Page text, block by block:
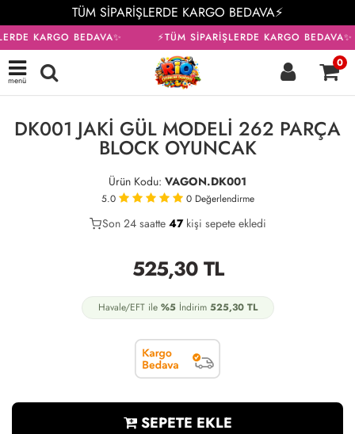
TÜM SİPARİŞLERDE KARGO BEDAVA⚡
KARGO BEDAVA✨ ⚡TÜM SİPARİŞLERDE KARGO BEDAVA✨
menü
0
DK001 JAKİ GÜL MODELİ 262 PARÇA
BLOCK OYUNCAK
Ürün Kodu: VAGON.DK001
5.0 0 Değerlendirme
38
Son 24 saatte 47kişi sepete ekledi
14
525,30TL
Havale/EFT ile %5İndirim 525,30TL
SEPETE EKLE